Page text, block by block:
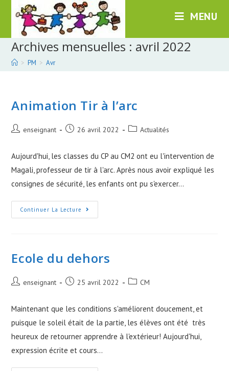
content
MENU
Archives mensuelles : avril 2022
> PM > Avr
Animation Tir à l’arc
Postenseignant
Post26 avril 2022
PostActualités
Aujourd'hui, les classes du CP au CM2 ont eu l'intervention de
Magali, professeur de tir à l'arc. Après nous avoir expliqué les
consignes de sécurité, les enfants ont pu s'exercer…
Continuer La Lecture Animation
Tir
Ecole du dehors
Postenseignant
Post25 avril 2022
PostCM
Maintenant que les conditions s'améliorent doucement, et
puisque le soleil était de la partie, les élèves ont été très
heureux de retourner apprendre à l'extérieur! Aujourd'hui,
expression écrite et cours…